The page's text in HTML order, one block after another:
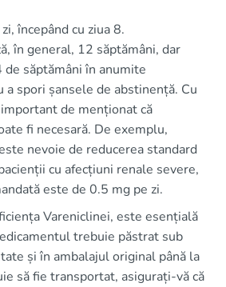
începând cu ziua 8.
în general, 12 săptămâni, dar
săptămâni în anumite
spori șansele de abstinență. Cu
de menționat că
fi necesară. De exemplu,
nevoie de reducerea standard
cu afecțiuni renale severe,
este de 0.5 mg pe zi.
Vareniclinei, este esențială
trebuie păstrat sub
și în ambalajul original până la
să fie transportat, asigurați-vă că